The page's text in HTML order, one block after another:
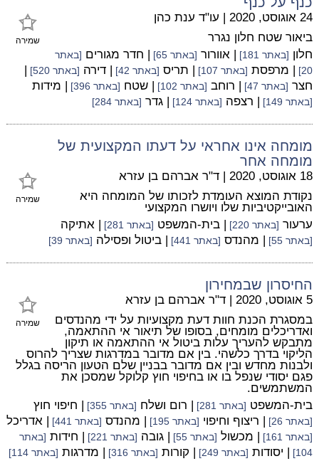
שמירה
24 אוגוסט, 2020 | עו"ד ענת כהן
ביאור שטח חלון נגרר
חלון [באתר 181] | אוורור [באתר 65] | חדר מגורים [באתר
20]
| מרפסת [באתר 107] | תריס [באתר 42] | דירה [באתר 520]
|
חצר [באתר 47] | רוחב [באתר 102] | שטח [באתר 396] | מידות
[באתר 149] | רצפה [באתר 124] | גדר [באתר 284]
מומחה אינו אחראי על דעתו המקצועית של
מומחה אחר
שמירה
18 אוגוסט, 2020 | ד"ר אברהם בן עזרא
נקודת המוצא העומדת לזכותו של המומחה היא
האובייקטיביות שלו ויושרו המקצועי
ערעור [באתר 220] | בית-המשפט [באתר 281] | אתיקה
[באתר 55] | מהנדס [באתר 441] | ביטול ופסילה [באתר 39]
החיסרון שבמחירון
שמירה
5 אוגוסט, 2020 | ד"ר אברהם בן עזרא
במסגרת הכנת חוות דעת מקצועיות על ידי מהנדסים
ואדריכלים מומחים, בסופו של תיאור אי ההתאמה,
מתבקש להעריך עלות ביטול אי ההתאמה או תיקון
הליקוי בדרך כלשהי. בין אם מדובר במדרגות שצריך להרוס
ולבנות מחדש ובין אם מדובר בבניין שלם הטעון הריסה בגלל
פגם יסודי שנפל בו או בחיפוי חוץ קלוקל שמסכן את
המשתמשים.
בית-המשפט [באתר 281] | רום ושלח [באתר 355] | חיפוי חוץ
[באתר 26] | ריצוף וחיפוי [באתר 195] | מהנדס [באתר 441] | אדריכל
[באתר 161] | מכשול [באתר 55] | גובה [באתר 221] | חידות [באתר
104]
| יסודות [באתר 249] | קורות [באתר 316] | מדרגות [באתר 114]